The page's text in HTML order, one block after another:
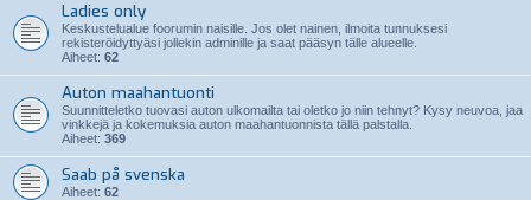
Ladies only
Keskustelualue foorumin naisille. Jos olet nainen, ilmoita tunnuksesi
rekisteröidyttyäsi jollekin adminille ja saat pääsyn tälle alueelle.
Aiheet: 62
Auton maahantuonti
Suunnitteletko tuovasi auton ulkomailta tai oletko jo niin tehnyt? Kysy neuvoa, jaa
vinkkejä ja kokemuksia auton maahantuonnista tällä palstalla.
Aiheet: 369
Saab på svenska
Aiheet: 62